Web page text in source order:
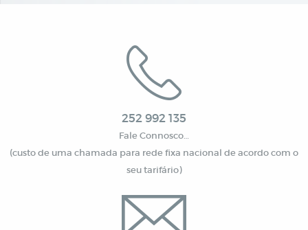
252 992 135
Fale Connosco…
(custo de uma chamada para rede fixa nacional de acordo com o
seu tarifário)